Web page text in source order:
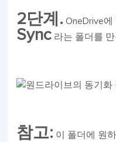
2단계. OneDrive에
Sync 라는 폴더를
참고: 이 폴더에 원